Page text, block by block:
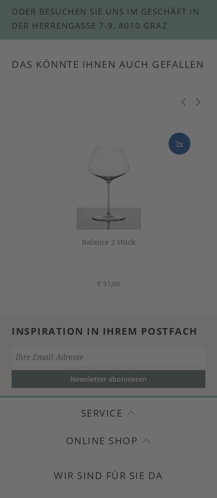
ODER BESUCHEN SIE UNS IM GESCHÄFT IN
DER HERRENGASSE 7-9, 8010 GRAZ
DAS KÖNNTE IHNEN AUCH GEFALLEN
2x
Balance 2 Stück
€ 97,00
INSPIRATION IN IHREM POSTFACH
Newsletter abonnieren
SERVICE
ONLINE SHOP
WIR SIND FÜR SIE DA